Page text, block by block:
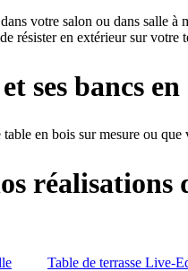
dans votre salon ou dans salle à
résister en extérieur sur
et ses bancs
en bois sur mesure ou que
réalisations
Table de terrasse Live-